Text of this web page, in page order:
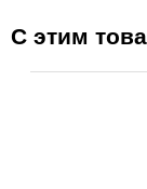
С этим